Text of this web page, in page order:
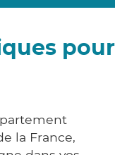
pour
la France,